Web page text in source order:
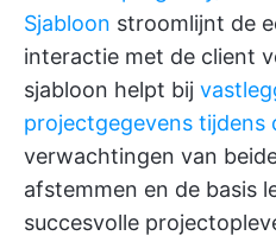
Sjabloon stroomlijnt de
interactie met de client
sjabloon helpt bij
projectgegevens tijdens
verwachtingen van
afstemmen en de basis
succesvolle